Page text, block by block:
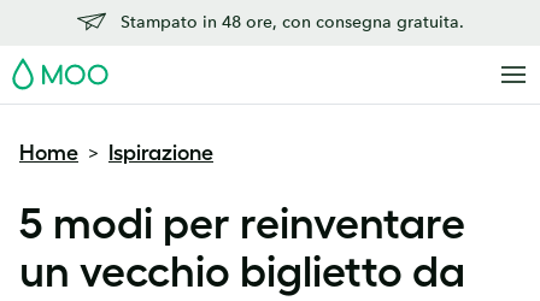
Stampato in 48 ore, con consegna gratuita.
MOO
Home > Ispirazione
5 modi per reinventare
un vecchio biglietto da